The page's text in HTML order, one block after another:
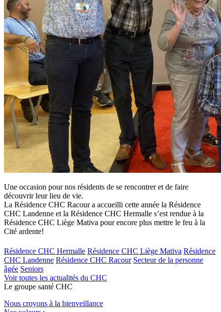
Une occasion pour nos résidents de se rencontrer et de faire
découvrir leur lieu de vie.
La Résidence CHC Racour a accueilli cette année la Résidence
CHC Landenne et la Résidence CHC Hermalle s’est rendue à la
Résidence CHC Liège Mativa pour encore plus mettre le feu à la
Cité ardente!
Résidence CHC Hermalle Résidence CHC Liège Mativa Résidence
CHC Landenne Résidence CHC Racour Secteur de la personne
âgée Seniors
Voir toutes les actualités du CHC
Le groupe santé CHC
Nous croyons à la bienveillance